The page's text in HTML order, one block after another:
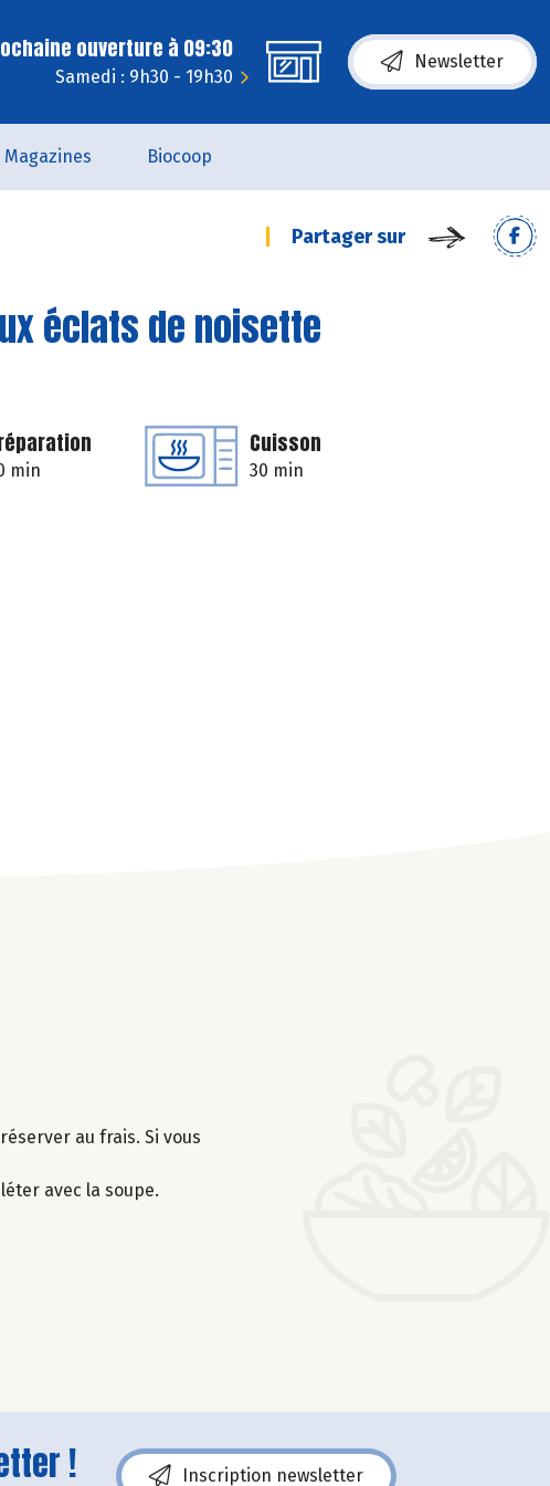
ouverture à 09:30
Samedi : 9h30 - 19h30
Newsletter
Magazines Biocoop
Partager sur
éclats de noisette
min
Cuisson
30 min
au frais. Si vous
avec la soupe.
! Inscription newsletter